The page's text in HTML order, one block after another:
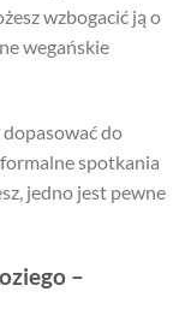
wzbogacić ją o
wegańskie
do
spotkania
jedno jest pewne
–